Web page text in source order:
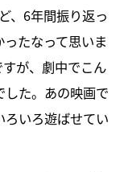
、6年間振り返っ
たなって思いま
が、劇中でこん
た。あの映画で
いろ遊ばせてい